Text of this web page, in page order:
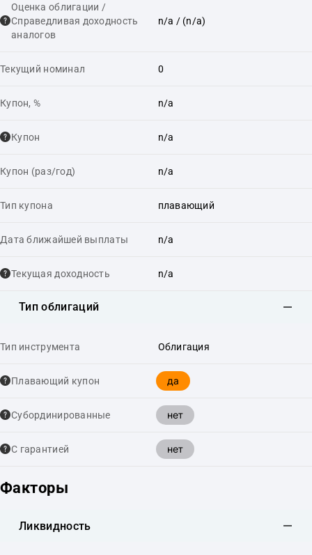
Оценка облигации /
Справедливая доходность
аналогов
n/a / (n/a)
Текущий номинал 0
Купон, % n/a
Купон n/a
Купон (раз/год) n/a
Тип купона плавающий
Дата ближайшей выплаты n/a
Текущая доходность n/a
Тип облигаций
Тип инструмента Облигация
Плавающий купон да
Cубординированные нет
С гарантией нет
Факторы
Ликвидность